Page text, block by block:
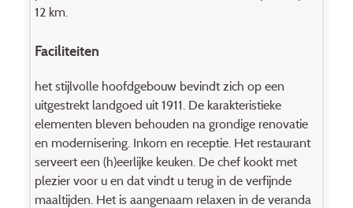
12 km.
Faciliteiten
het stijlvolle hoofdgebouw bevindt zich op een
uitgestrekt landgoed uit 1911. De karakteristieke
elementen bleven behouden na grondige renovatie
en modernisering. Inkom en receptie. Het restaurant
serveert een (h)eerlijke keuken. De chef kookt met
plezier voor u en dat vindt u terug in de verfijnde
maaltijden. Het is aangenaam relaxen in de veranda